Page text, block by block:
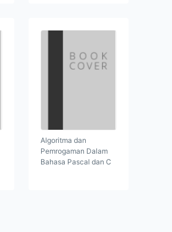
Algoritma dan
Pemrogaman Dalam
Bahasa Pascal dan C